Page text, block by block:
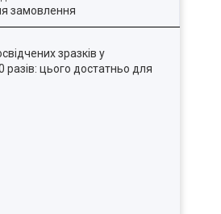
замовлення
зразків у
разів: цього достатньо для